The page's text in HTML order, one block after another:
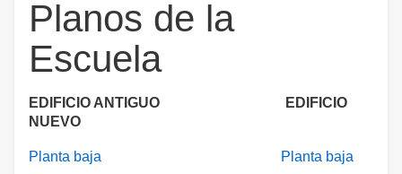
Planos de la
Escuela
EDIFICIO ANTIGUO EDIFICIO
NUEVO
Planta baja Planta baja